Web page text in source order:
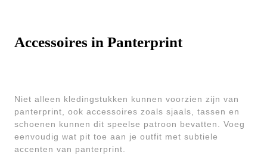
Accessoires in Panterprint
Niet alleen kledingstukken kunnen voorzien zijn van
panterprint, ook accessoires zoals sjaals, tassen en
schoenen kunnen dit speelse patroon bevatten. Voeg
eenvoudig wat pit toe aan je outfit met subtiele
accenten van panterprint.